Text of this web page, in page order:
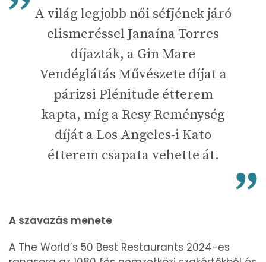
A világ legjobb női séfjének járó
elismeréssel Janaína Torres
díjazták, a Gin Mare
Vendéglátás Művészete díjat a
párizsi Plénitude étterem
kapta, míg a Resy Reménység
díját a Los Angeles-i Kato
étterem csapata vehette át.
A szavazás menete
A The World’s 50 Best Restaurants 2024-es